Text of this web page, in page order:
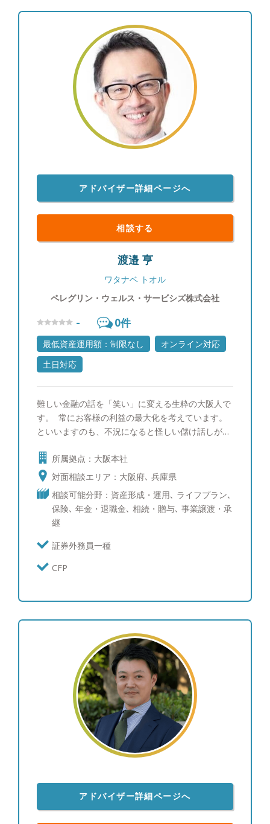
できます。 実際にこのようなお客様から相談を受
けております。 ・いくつかの金融機関と取引があ
り、どのように運用したら良いのかわからなくなっ
ている ・中立な立場からアドバイスが欲しい ・家
庭の事情で次世代までの資産管理をしていきたい
が、担当者が頻繁に変わるのは困る お困りのこと
があればぜひご相談下さい。 ともに寄り添い、伴
走できるアドバイザーを目指しております。
アドバイザー詳細ページへ
相談する
渡邉 亨
ワタナベ トオル
ペレグリン・ウェルス・サービシズ株式会社
- 0件
最低資産運用額：制限なし
オンライン対応
土日対応
難しい金融の話を「笑い」に変える生粋の大阪人で
す。 常にお客様の利益の最大化を考えています。
といいますのも、不況になると怪しい儲け話しが増
命としています。言い換えれば、お客様が相談しや
すい頼れる友人のような存在であることを心掛けて
います。 世の中には、保険・証券・銀行と、業態
の縦割りがもたらす弊害がありますが、わたしが仕
事として選んだIFA業界は、垣根を越えたサービス
ができる環境と会社の将来性を強く感じています。
余談ですが、ソムリエの資格を持っていますの
ます。ソムリエさんには高級レストランでしか関わ
へ出張することもできます（笑）
所属拠点：大阪本社
対面相談エリア：大阪府､ 兵庫県
相談可能分野：資産形成・運用､ ライフプラン､
保険､ 年金・退職金､ 相続・贈与､ 事業譲渡・承
継
証券外務員一種
CFP
アドバイザー詳細ページへ